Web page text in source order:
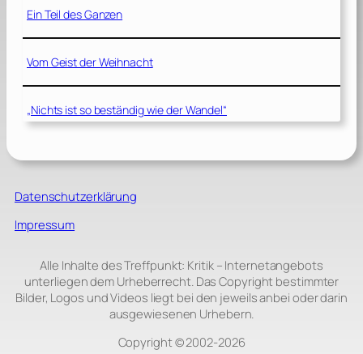
Ein Teil des Ganzen
Vom Geist der Weihnacht
„Nichts ist so beständig wie der Wandel“
Datenschutzerklärung
Impressum
Alle Inhalte des Treffpunkt: Kritik – Internetangebots
unterliegen dem Urheberrecht. Das Copyright bestimmter
Bilder, Logos und Videos liegt bei den jeweils anbei oder darin
ausgewiesenen Urhebern.
Copyright © 2002‑2026